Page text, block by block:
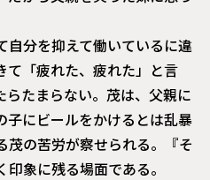
自分を抑えて働いているに違
て「疲れた、疲れた」と言
らたまらない。茂は、父親に
子にビールをかけるとは乱暴
茂の苦労が察せられる。『そ
象に残る場面である。